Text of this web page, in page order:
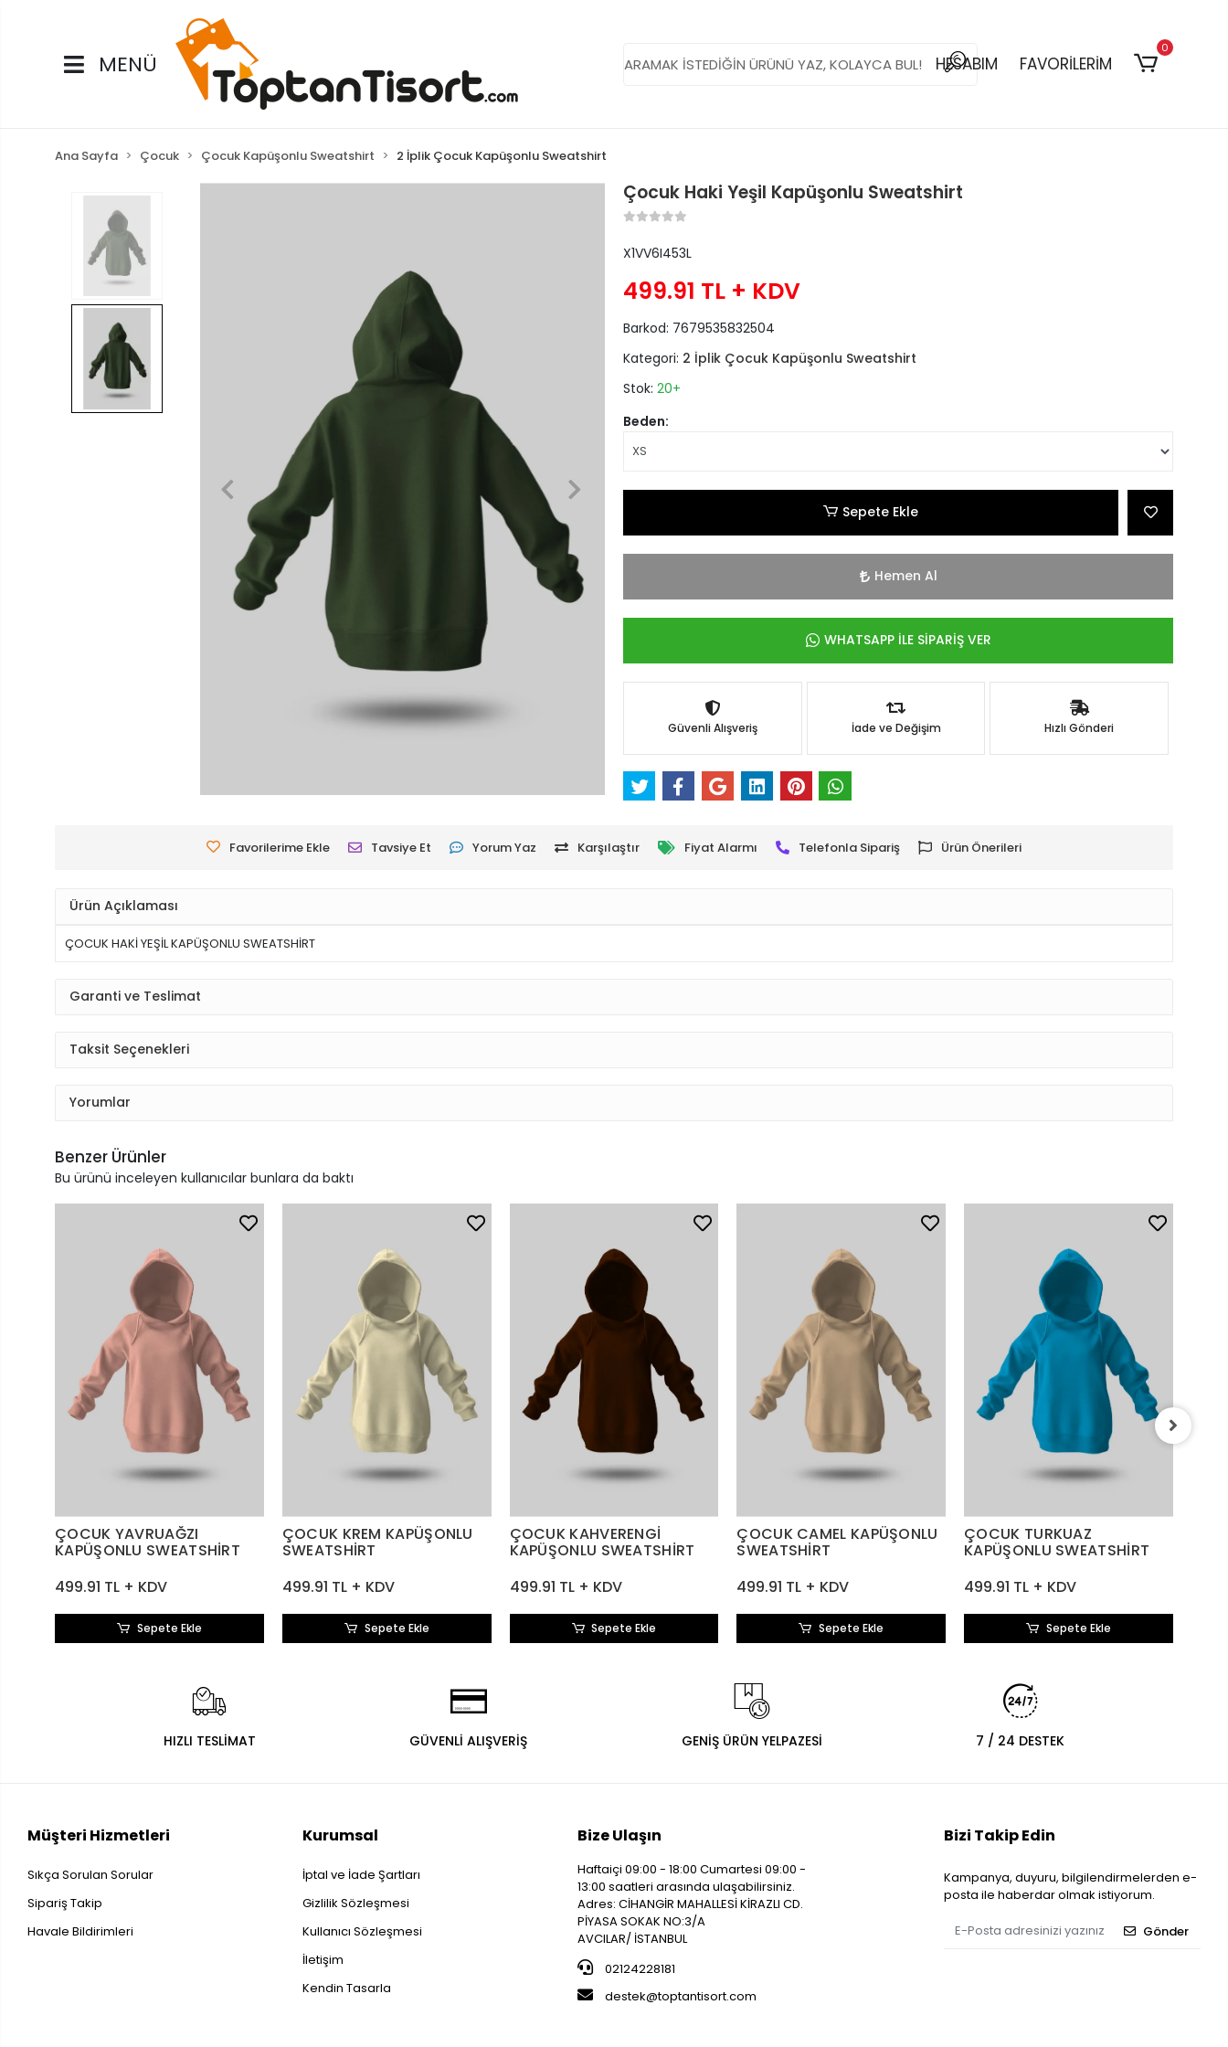
MENÜ HESABIM FAVORİLERİM
0
Ana Sayfa Çocuk Çocuk Kapüşonlu Sweatshirt 2 İplik Çocuk Kapüşonlu Sweatshirt
Çocuk Haki Yeşil Kapüşonlu Sweatshirt
X1VV6I453L
499.91 TL + KDV
Barkod: 7679535832504
Kategori: 2 İplik Çocuk Kapüşonlu Sweatshirt
Stok: 20+
Beden:
Sepete Ekle
Hemen Al
WHATSAPP İLE SİPARİŞ VER
Güvenli Alışveriş İade ve Değişim Hızlı Gönderi
Favorilerime Ekle Tavsiye Et Yorum Yaz Karşılaştır Fiyat Alarmı Telefonla Sipariş Ürün Önerileri
Ürün Açıklaması
ÇOCUK HAKİ YEŞİL KAPÜŞONLU SWEATSHİRT
Garanti ve Teslimat
Taksit Seçenekleri
Yorumlar
Benzer Ürünler
Bu ürünü inceleyen kullanıcılar bunlara da baktı
ÇOCUK YAVRUAĞZI
KAPÜŞONLU SWEATSHİRT
499.91 TL + KDV
Sepete Ekle
ÇOCUK KREM KAPÜŞONLU
SWEATSHİRT
499.91 TL + KDV
Sepete Ekle
ÇOCUK KAHVERENGİ
KAPÜŞONLU SWEATSHİRT
499.91 TL + KDV
Sepete Ekle
ÇOCUK CAMEL KAPÜŞONLU
SWEATSHİRT
499.91 TL + KDV
Sepete Ekle
ÇOCUK TURKUAZ
KAPÜŞONLU SWEATSHİRT
499.91 TL + KDV
Sepete Ekle
HIZLI TESLİMAT GÜVENLİ ALIŞVERİŞ GENİŞ ÜRÜN YELPAZESİ 7 / 24 DESTEK
Müşteri Hizmetleri
Sıkça Sorulan Sorular
Sipariş Takip
Havale Bildirimleri
Kurumsal
İptal ve İade Şartları
Gizlilik Sözleşmesi
Kullanıcı Sözleşmesi
İletişim
Kendin Tasarla
Bize Ulaşın
Haftaiçi 09:00 - 18:00 Cumartesi 09:00 -
13:00 saatleri arasında ulaşabilirsiniz.
Adres: CİHANGİR MAHALLESİ KİRAZLI CD.
PİYASA SOKAK NO:3/A
AVCILAR/ İSTANBUL
02124228181
destek@toptantisort.com
Bizi Takip Edin
Kampanya, duyuru, bilgilendirmelerden e-
posta ile haberdar olmak istiyorum.
Gönder